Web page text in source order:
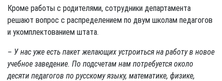
Кроме работы с родителями, сотрудники департамента
решают вопрос с распределением по двум школам педагогов
и укомплектованием штата.
– У нас уже есть пакет желающих устроиться на работу в новое
учебное заведение. По подсчетам нам потребуется около
десяти педагогов по русскому языку, математике, физике,